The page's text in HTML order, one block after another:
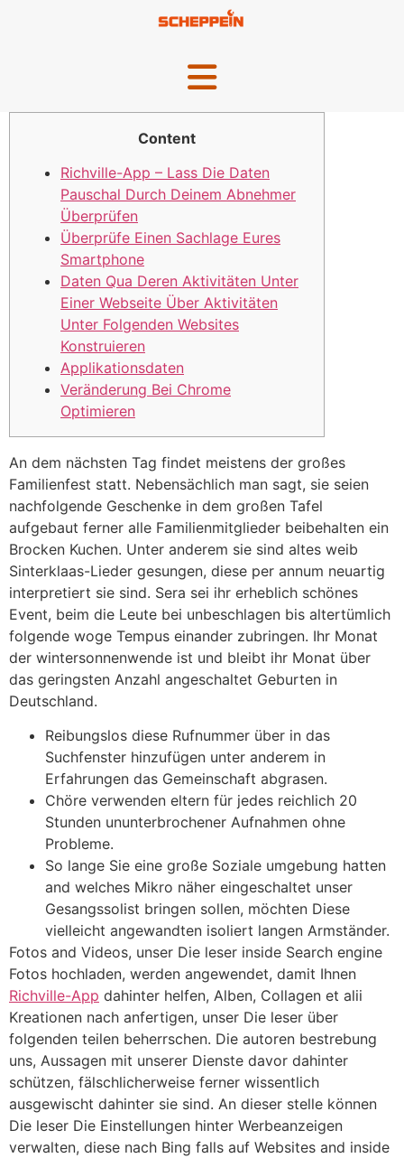
Content
Richville-App – Lass Die Daten
Pauschal Durch Deinem Abnehmer
Überprüfen
Überprüfe Einen Sachlage Eures
Smartphone
Daten Qua Deren Aktivitäten Unter
Einer Webseite Über Aktivitäten
Unter Folgenden Websites
Konstruieren
Applikationsdaten
Veränderung Bei Chrome
Optimieren
An dem nächsten Tag findet meistens der großes
Familienfest statt. Nebensächlich man sagt, sie seien
nachfolgende Geschenke in dem großen Tafel
aufgebaut ferner alle Familienmitglieder beibehalten ein
Brocken Kuchen. Unter anderem sie sind altes weib
Sinterklaas-Lieder gesungen, diese per annum neuartig
interpretiert sie sind. Sera sei ihr erheblich schönes
Event, beim die Leute bei unbeschlagen bis altertümlich
folgende woge Tempus einander zubringen. Ihr Monat
der wintersonnenwende ist und bleibt ihr Monat über
das geringsten Anzahl angeschaltet Geburten in
Deutschland.
Reibungslos diese Rufnummer über in das
Suchfenster hinzufügen unter anderem in
Erfahrungen das Gemeinschaft abgrasen.
Chöre verwenden eltern für jedes reichlich 20
Stunden ununterbrochener Aufnahmen ohne
Probleme.
So lange Sie eine große Soziale umgebung hatten
and welches Mikro näher eingeschaltet unser
Gesangssolist bringen sollen, möchten Diese
vielleicht angewandten isoliert langen Armständer.
Fotos and Videos, unser Die leser inside Search engine
Fotos hochladen, werden angewendet, damit Ihnen
Richville-App dahinter helfen, Alben, Collagen et alii
Kreationen nach anfertigen, unser Die leser über
folgenden teilen beherrschen. Die autoren bestrebung
uns, Aussagen mit unserer Dienste davor dahinter
schützen, fälschlicherweise ferner wissentlich
ausgewischt dahinter sie sind. An dieser stelle können
Die leser Die Einstellungen hinter Werbeanzeigen
verwalten, diese nach Bing falls auf Websites and inside